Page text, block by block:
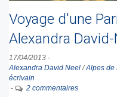
Voyage d'une
Alexandra David-
17/04/2013 -
Alexandra David Neel/Alpes de
écrivain
-
2 commentaires